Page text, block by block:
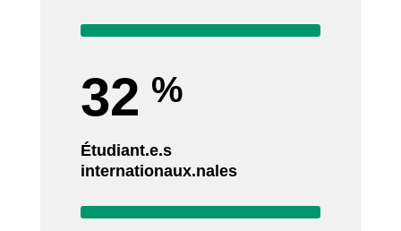
32 %
Étudiant.e.s
internationaux.nales